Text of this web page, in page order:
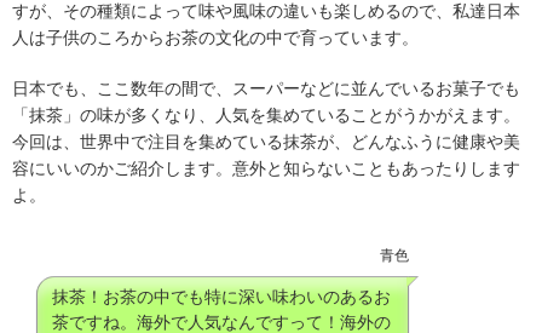
すが、その種類によって味や風味の違いも楽しめるので、私達日本
人は子供のころからお茶の文化の中で育っています。
日本でも、ここ数年の間で、スーパーなどに並んでいるお菓子でも
「抹茶」の味が多くなり、人気を集めていることがうかがえます。
今回は、世界中で注目を集めている抹茶が、どんなふうに健康や美
容にいいのかご紹介します。意外と知らないこともあったりします
よ。
青色
抹茶！お茶の中でも特に深い味わいのあるお
茶ですね。海外で人気なんですって！海外の